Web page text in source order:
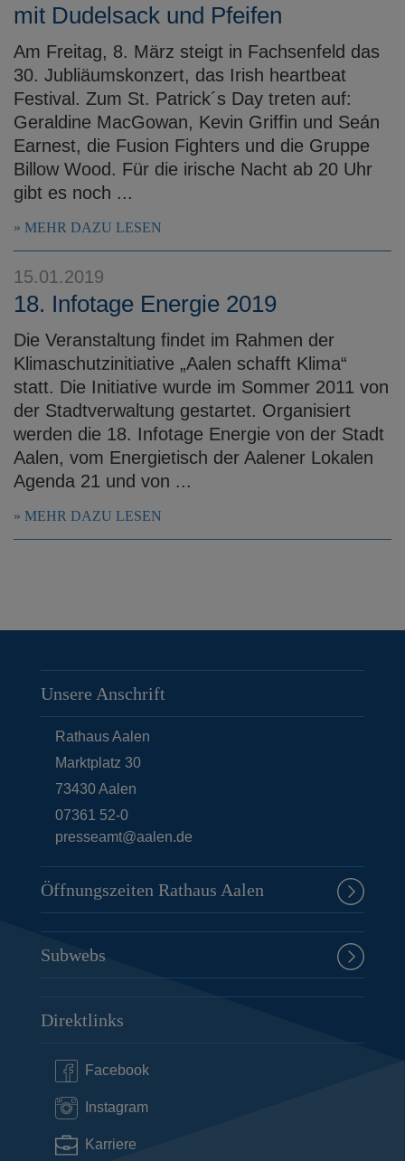
mit Dudelsack und Pfeifen
Am Freitag, 8. März steigt in Fachsenfeld das
30. Jubliäumskonzert, das Irish heartbeat
Festival. Zum St. Patrick´s Day treten auf:
Geraldine MacGowan, Kevin Griffin und Seán
Earnest, die Fusion Fighters und die Gruppe
Billow Wood. Für die irische Nacht ab 20 Uhr
gibt es noch ...
MEHR DAZU LESEN
15.01.2019
18. Infotage Energie 2019
Die Veranstaltung findet im Rahmen der
Klimaschutzinitiative „Aalen schafft Klima“
statt. Die Initiative wurde im Sommer 2011 von
der Stadtverwaltung gestartet. Organisiert
werden die 18. Infotage Energie von der Stadt
Aalen, vom Energietisch der Aalener Lokalen
Agenda 21 und von ...
MEHR DAZU LESEN
Unsere Anschrift
Rathaus Aalen
Marktplatz 30
73430Aalen
07361 52-0
presseamt@aalen.de
Öffnungszeiten Rathaus Aalen
Subwebs
Direktlinks
Facebook
Instagram
Karriere